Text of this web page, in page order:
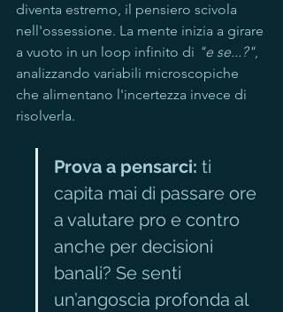
diventa estremo, il pensiero scivola
nell'ossessione. La mente inizia a girare
a vuoto in un loop infinito di "e se...?",
analizzando variabili microscopiche
che alimentano l'incertezza invece di
risolverla.
Prova a pensarci: ti
capita mai di passare ore
a valutare pro e contro
anche per decisioni
banali? Se senti
un’angoscia profonda al